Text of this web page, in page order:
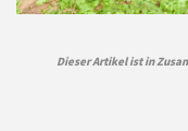
Dieser Artikel ist in